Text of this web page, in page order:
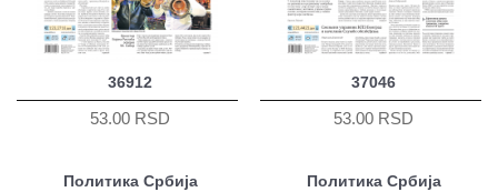
36912
53.00 RSD
37046
53.00 RSD
Политика Србија Политика Србија